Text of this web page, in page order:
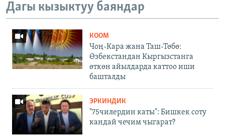
Дагы кызыктуу баяндар
КООМ
Чоң-Кара жана Таш-Төбө:
Өзбекстандан Кыргызстанга
өткөн айылдарда каттоо иши
башталды
ЭРКИНДИК
"75чилердин каты": Бишкек соту
кандай чечим чыгарат?